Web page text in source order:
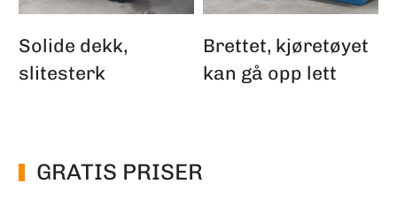
Solide dekk,
slitesterk
Brettet, kjøretøyet
kan gå opp lett
GRATIS PRISER